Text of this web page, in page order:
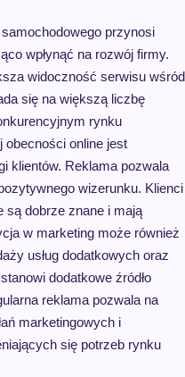
przynosi
wpłynąć na rozwój firmy.
widoczność serwisu wśród
się na większą liczbę
rynku
obecności online jest
klientów. Reklama pozwala
wizerunku. Klienci
są dobrze znane i mają
w marketing może również
usług dodatkowych oraz
dodatkowe źródło
reklama pozwala na
marketingowych i
się potrzeb rynku